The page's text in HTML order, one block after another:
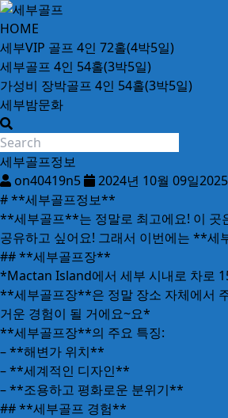
Skip
to
content
세
부
골
프
24
시
간
무
료
상
담
HOME
세부VIP 골프 4인 72홀(4박5일)
세부골프 4인 54홀(3박5일)
가성비 장박골프 4인 54홀(3박5일)
세부밤문화
세부골프정보
on40419n5
2024년 10월 09일
# **세부골프정보**
**세부골프**는 정말로 최고에요! 이 곳
공유하고 싶어요! 그래서 이번에는 **
## **세부골프장**
*Mactan Island에서 세부 시내로 차로
**세부골프장**은 정말 장소 자체에서
거운 경험이 될 거에요~요*
**세부골프장**의 주요 특징:
– **해변가 위치**
– **세계적인 디자인**
– **조용하고 평화로운 분위기**
## **세부골프 경험**